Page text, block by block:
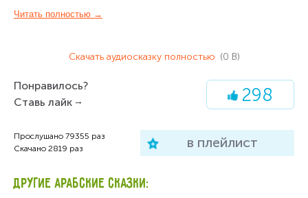
но и - что самое главное! - наделенные
Верой в то, что простодушие
симпатичнее хитрости; что щедрость
скромность обаятельнее тщеславия,
короче, верой в то, что добро куда
одолевает это самое зло. Пусть в
сказке, но одолевает.
Читать полностью →
Скачать аудиосказку полностью (0 B)
Понравилось?
Ставь лайк
298
Прослушано 79355 раз
Скачано 2819 раз в плейлист
ДРУГИЕ АРАБСКИЕ СКАЗКИ: